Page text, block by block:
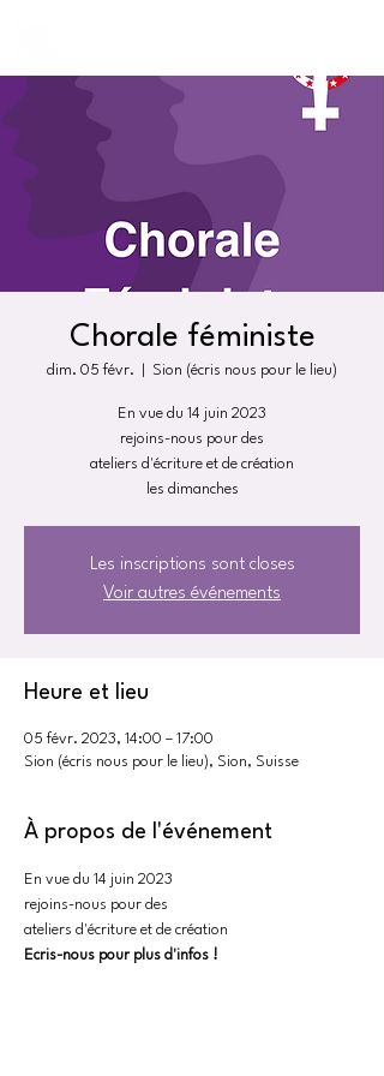
Chorale féministe
dim. 05 févr. Sion (écris nous pour le lieu)
En vue du 14 juin 2023
rejoins-nous pour des
ateliers d'écriture et de création
les dimanches
Les inscriptions sont closes
Voir autres événements
Heure et lieu
05 févr. 2023, 14:00 – 17:00
Sion (écris nous pour le lieu), Sion, Suisse
À propos de l'événement
En vue du 14 juin 2023
rejoins-nous pour des
ateliers d'écriture et de création
Ecris-nous pour plus d'infos !